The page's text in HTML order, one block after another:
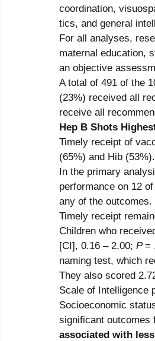
coordination,
tics, and general
For all analyses,
maternal education,
an objective
A total of 491 of the
(23%) received all
receive all
Hep B Shots
Timely receipt of
(65%) and Hib
In the primary
performance on 12
any of the outcomes.
Timely receipt
Children who
[CI], 0.16 – 2.00; P =
naming test, which
They also scored
Scale of Intelligence
Socioeconomic
significant outcomes
associated with